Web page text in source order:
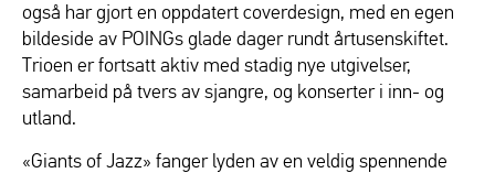
også har gjort en oppdatert coverdesign, med en egen
bildeside av POINGs glade dager rundt årtusenskiftet.
Trioen er fortsatt aktiv med stadig nye utgivelser,
samarbeid på tvers av sjangre, og konserter i inn- og
utland.
«Giants of Jazz» fanger lyden av en veldig spennende